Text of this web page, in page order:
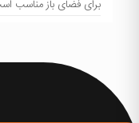
برای فضای باز مناسب